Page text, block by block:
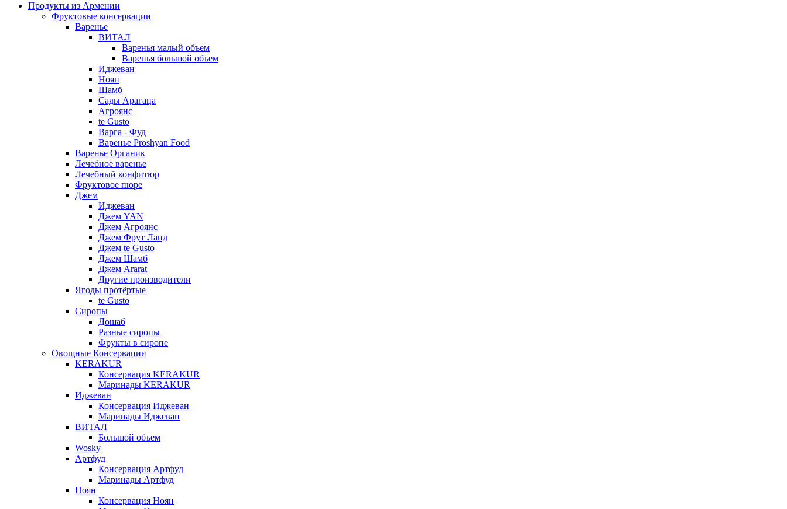
Продукты из Армении
Фруктовые консервации
Варенье
ВИТАЛ
Варенья малый объем
Варенья большой объем
Иджеван
Ноян
Шамб
Сады Арагаца
Агроянс
te Gusto
Варга - Фуд
Варенье Proshyan Food
Варенье Органик
Лечебное варенье
Лечебный конфитюр
Фруктовое пюре
Джем
Иджеван
Джем YAN
Джем Агроянс
Джем Фрут Ланд
Джем te Gusto
Джем Шамб
Джем Ararat
Другие производители
Ягоды протёртые
te Gusto
Сиропы
Дошаб
Разные сиропы
Фрукты в сиропе
Овощные Консервации
KERAKUR
Консервация KERAKUR
Маринады KERAKUR
Иджеван
Консервация Иджеван
Маринады Иджеван
ВИТАЛ
Большой объем
Wosky
Артфуд
Консервация Артфуд
Маринады Артфуд
Ноян
Консервация Ноян